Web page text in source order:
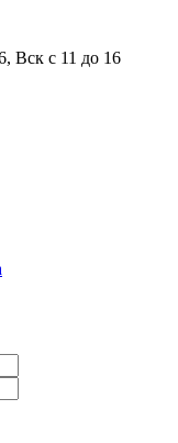
Вск с 11 до 16